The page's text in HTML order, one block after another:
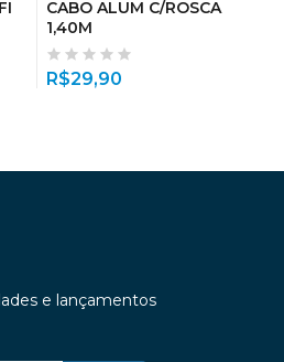
CABO ALUM C/ROSCA
1,40M
R$29,90
e lançamentos